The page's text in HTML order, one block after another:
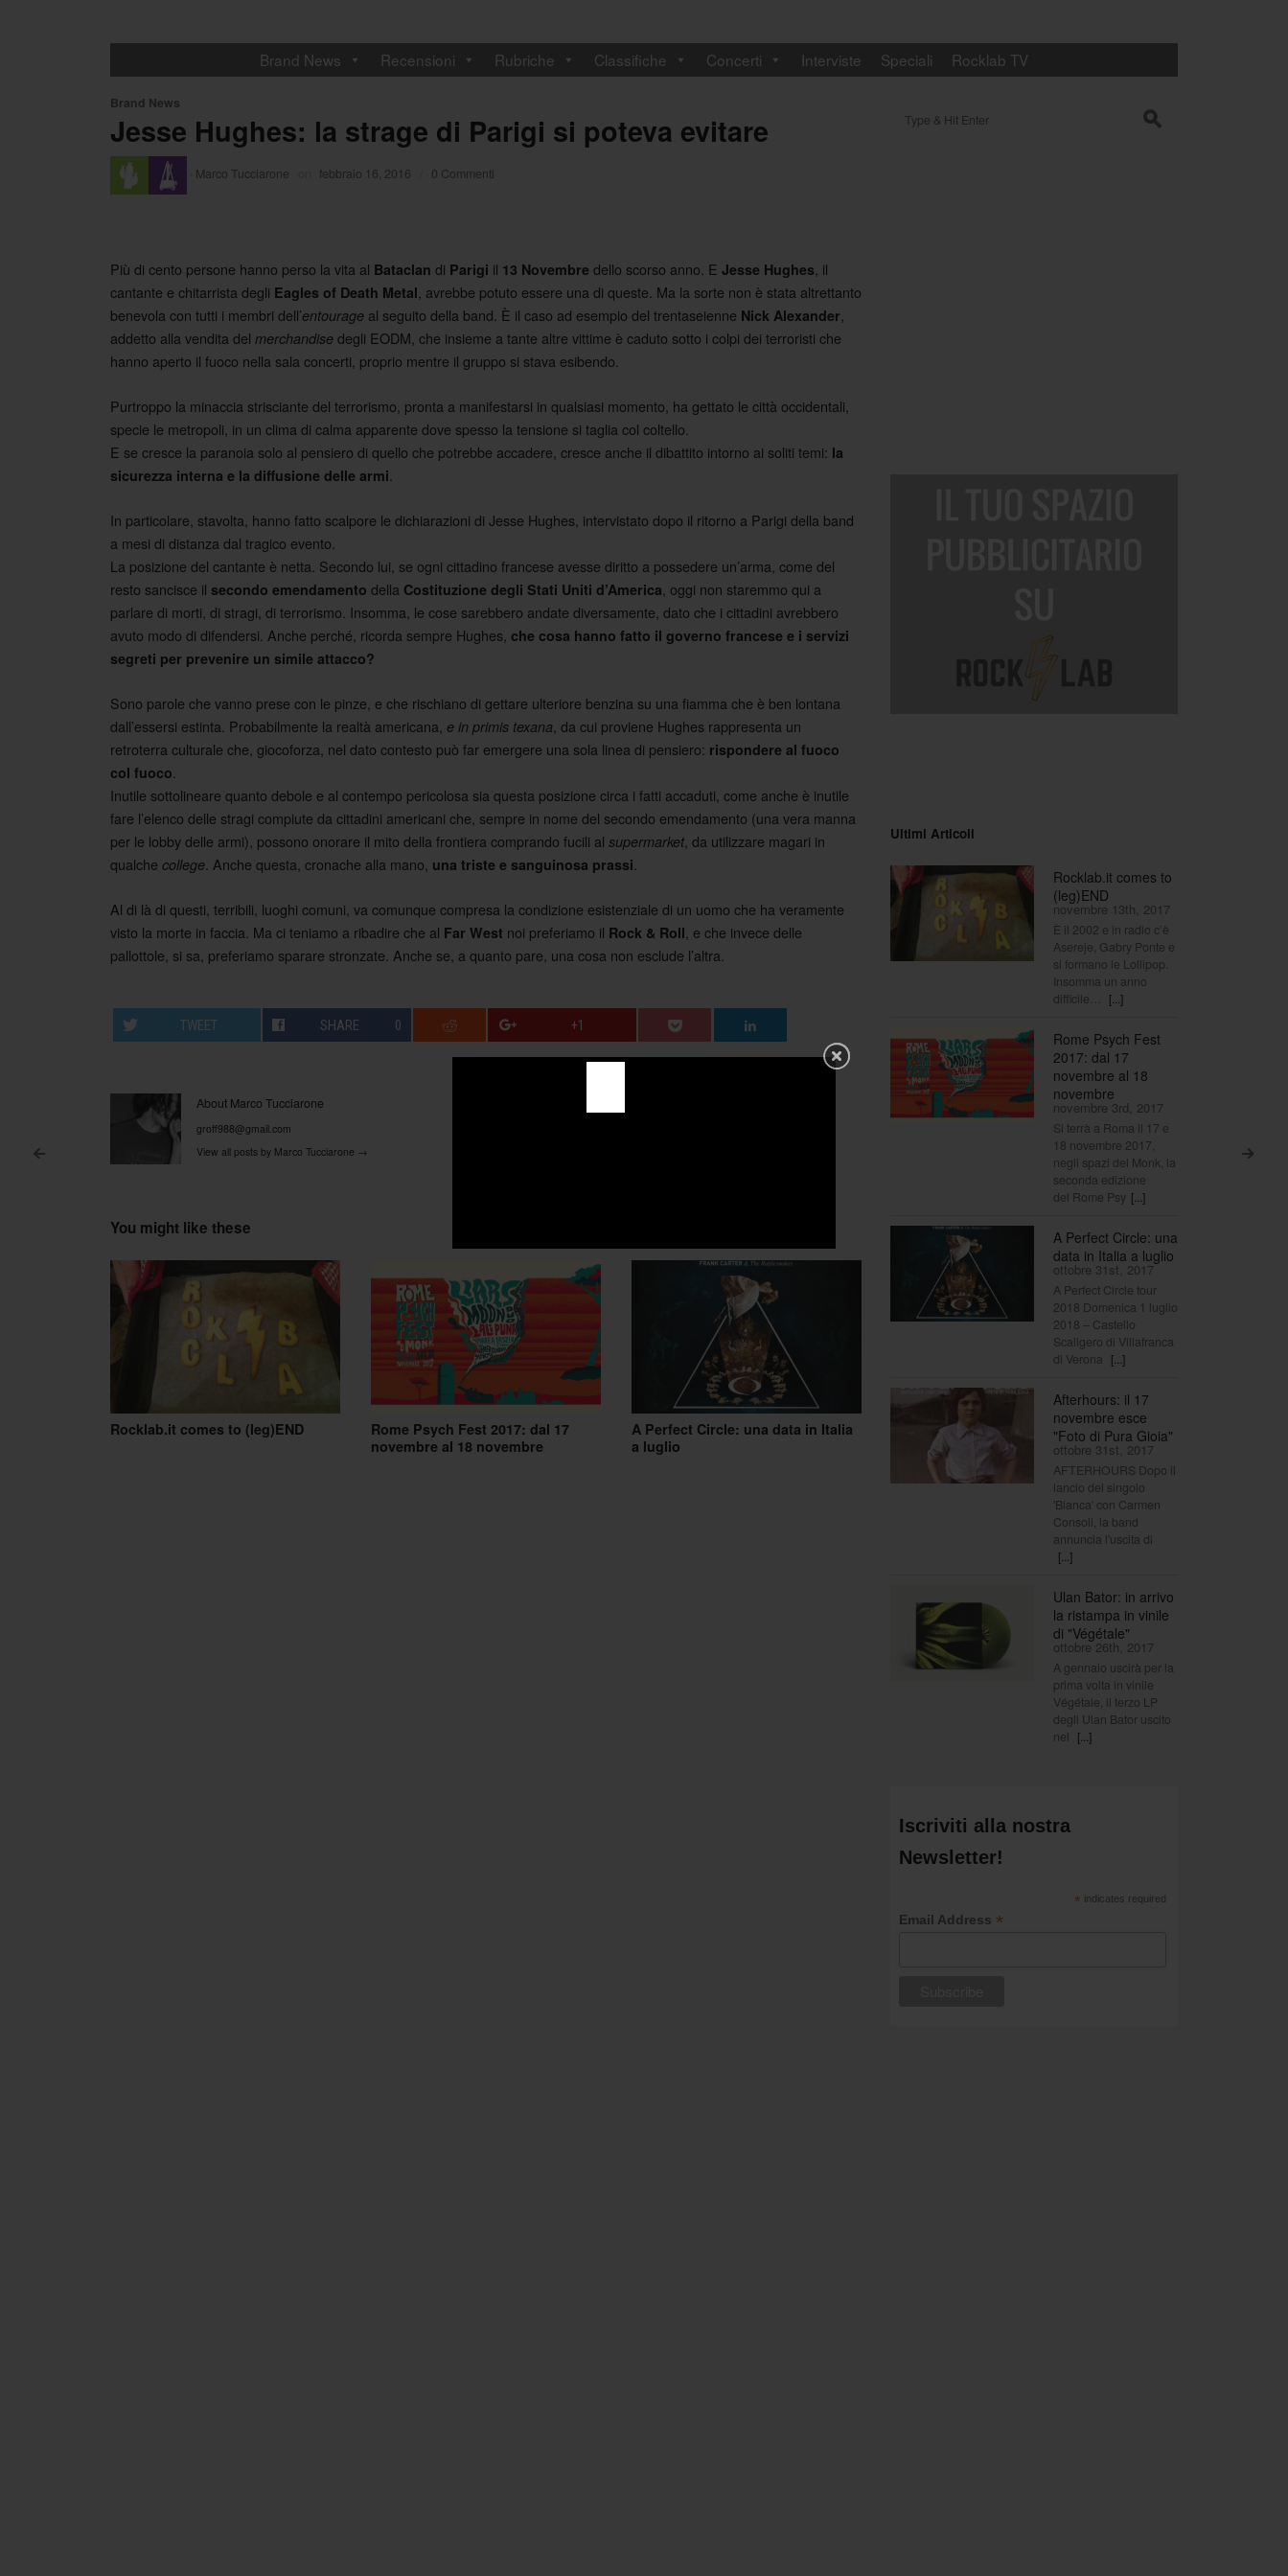
Brand News Recensioni Rubriche Classifiche Concerti Interviste Speciali Rocklab TV
< >
Brand News
Jesse Hughes: la strage di Parigi si poteva evitare
Marco Tucciarone febbraio 16, 2016 0 Commenti
Più di cento persone hanno perso la vita al Bataclan di Parigi il 13 Novembre dello scorso anno. E Jesse Hughes, il
cantante e chitarrista degli Eagles of Death Metal, avrebbe potuto essere una di queste. Ma la sorte non è stata altrettanto
benevola con tutti i membri dell’entourage al seguito della band. È il caso ad esempio del trentaseienne Nick Alexander,
addetto alla vendita del merchandise degli EODM, che insieme a tante altre vittime è caduto sotto i colpi dei terroristi che
hanno aperto il fuoco nella sala concerti, proprio mentre il gruppo si stava esibendo.
Purtroppo la minaccia strisciante del terrorismo, pronta a manifestarsi in qualsiasi momento, ha gettato le città occidentali,
specie le metropoli, in un clima di calma apparente dove spesso la tensione si taglia col coltello.
E se cresce la paranoia solo al pensiero di quello che potrebbe accadere, cresce anche il dibattito intorno ai soliti temi: la
sicurezza interna e la diffusione delle armi.
In particolare, stavolta, hanno fatto scalpore le dichiarazioni di Jesse Hughes, intervistato dopo il ritorno a Parigi della band
a mesi di distanza dal tragico evento.
La posizione del cantante è netta. Secondo lui, se ogni cittadino francese avesse diritto a possedere un’arma, come del
resto sancisce il secondo emendamento della Costituzione degli Stati Uniti d’America, oggi non staremmo qui a
parlare di morti, di stragi, di terrorismo. Insomma, le cose sarebbero andate diversamente, dato che i cittadini avrebbero
avuto modo di difendersi. Anche perché, ricorda sempre Hughes, che cosa hanno fatto il governo francese e i servizi
segreti per prevenire un simile attacco?
Sono parole che vanno prese con le pinze, e che rischiano di gettare ulteriore benzina su una fiamma che è ben lontana
dall’essersi estinta. Probabilmente la realtà americana, e in primis texana, da cui proviene Hughes rappresenta un
retroterra culturale che, giocoforza, nel dato contesto può far emergere una sola linea di pensiero: rispondere al fuoco
col fuoco.
Inutile sottolineare quanto debole e al contempo pericolosa sia questa posizione circa i fatti accaduti, come anche è inutile
fare l’elenco delle stragi compiute da cittadini americani che, sempre in nome del secondo emendamento (una vera manna
per le lobby delle armi), possono onorare il mito della frontiera comprando fucili al supermarket, da utilizzare magari in
qualche college. Anche questa, cronache alla mano, una triste e sanguinosa prassi.
Al di là di questi, terribili, luoghi comuni, va comunque compresa la condizione esistenziale di un uomo che ha veramente
visto la morte in faccia. Ma ci teniamo a ribadire che al Far West noi preferiamo il Rock & Roll, e che invece delle
pallottole, si sa, preferiamo sparare stronzate. Anche se, a quanto pare, una cosa non esclude l’altra.
TWEET SHARE 0 +1
About Marco Tucciarone
groff988@gmail.com
View all posts by Marco Tucciarone →
You might like these
Rocklab.it comes to (leg)END
Rome Psych Fest 2017: dal 17
novembre al 18 novembre
A Perfect Circle: una data in Italia
a luglio
s
Ultimi Articoli
Rocklab.it comes to
(leg)END
novembre 13th, 2017
È il 2002 e in radio c’è
Asereje, Gabry Ponte e
si formano le Lollipop.
Insomma un anno
difficile… [...]
Rome Psych Fest
2017: dal 17
novembre al 18
novembre
novembre 3rd, 2017
Si terrà a Roma il 17 e
18 novembre 2017,
negli spazi del Monk, la
seconda edizione
del Rome Psy [...]
A Perfect Circle: una
data in Italia a luglio
ottobre 31st, 2017
A Perfect Circle tour
2018 Domenica 1 luglio
2018 – Castello
Scaligero di Villafranca
di Verona [...]
Afterhours: il 17
novembre esce
"Foto di Pura Gioia"
ottobre 31st, 2017
AFTERHOURS Dopo il
lancio del singolo
'Bianca' con Carmen
Consoli, la band
annuncia l'uscita di
[...]
Ulan Bator: in arrivo
la ristampa in vinile
di "Végétale"
ottobre 26th, 2017
A gennaio uscirà per la
prima volta in vinile
Végétale, il terzo LP
degli Ulan Bator uscito
nel [...]
Iscriviti alla nostra
Newsletter!
* indicates required
Email Address *